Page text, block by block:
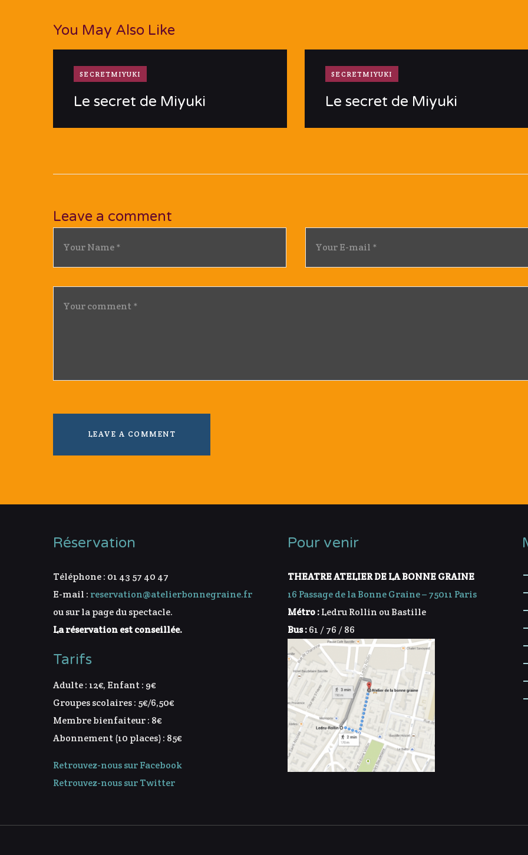
You May Also Like
SECRETMIYUKI
Le secret de Miyuki
SECRETMIYUKI
Le secret de Miyuki
Leave a comment
Réservation
Téléphone : 01 43 57 40 47
E-mail : reservation@atelierbonnegraine.fr
ou sur la page du spectacle.
La réservation est conseillée.
Tarifs
Adulte : 12€, Enfant : 9€
Groupes scolaires : 5€/6,50€
Membre bienfaiteur : 8€
Abonnement (10 places) : 85€
Retrouvez-nous sur Facebook
Retrouvez-nous sur Twitter
Pour venir
THEATRE ATELIER DE LA BONNE GRAINE
16 Passage de la Bonne Graine – 75011 Paris
Métro :Ledru Rollin ou Bastille
Bus :61 / 76 / 86